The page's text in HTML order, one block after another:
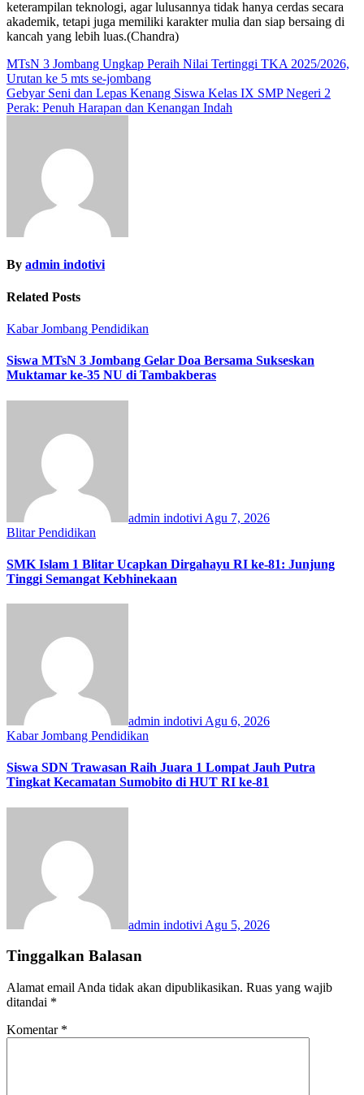
keterampilan teknologi, agar lulusannya tidak hanya cerdas secara
akademik, tetapi juga memiliki karakter mulia dan siap bersaing di
kancah yang lebih luas.(Chandra)
Navigasi
pos
MTsN 3 Jombang Ungkap Peraih Nilai Tertinggi TKA 2025/2026,
Urutan ke 5 mts se-jombang
Gebyar Seni dan Lepas Kenang Siswa Kelas IX SMP Negeri 2
Perak: Penuh Harapan dan Kenangan Indah
By admin indotivi
Related Posts
Kabar Jombang Pendidikan
Siswa MTsN 3 Jombang Gelar Doa Bersama Sukseskan
Muktamar ke-35 NU di Tambakberas
admin indotivi Agu 7, 2026
BlitarPendidikan
SMK Islam 1 Blitar Ucapkan Dirgahayu RI ke-81: Junjung
Tinggi Semangat Kebhinekaan
admin indotivi Agu 6, 2026
Kabar Jombang Pendidikan
Siswa SDN Trawasan Raih Juara 1 Lompat Jauh Putra
Tingkat Kecamatan Sumobito di HUT RI ke-81
admin indotivi Agu 5, 2026
Tinggalkan Balasan
Alamat email Anda tidak akan dipublikasikan. Ruas yang wajib
ditandai *
Komentar *